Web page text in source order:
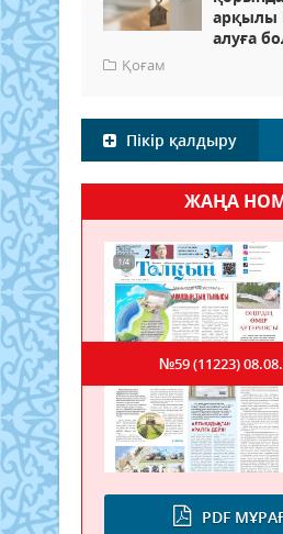
арқылы
алуға
Қоғам
Пікір қалдыру
ЖАҢА
PDF
№59 (11223)